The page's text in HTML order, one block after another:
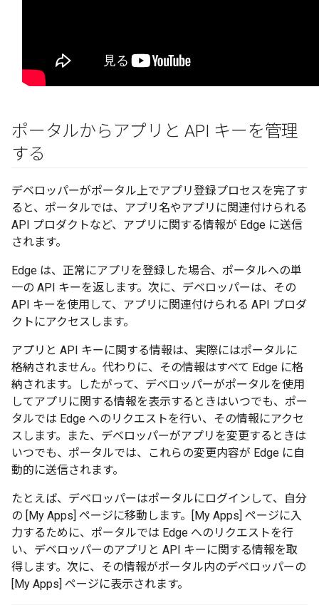
ポータルからアプリと API キーを管理
する
デベロッパーがポータル上でアプリ登録プロセスを完了す
ると、ポータルでは、アプリ名やアプリに関連付けられる
API プロダクトなど、アプリに関する情報が Edge に送信
されます。
Edge は、正常にアプリを登録した場合、ポータルへの単
一の API キーを返します。次に、デベロッパーは、その
API キーを使用して、アプリに関連付けられる API プロダ
クトにアクセスします。
アプリと API キーに関する情報は、実際にはポータルに
格納されません。代わりに、その情報はすべて Edge に格
納されます。したがって、デベロッパーがポータルを使用
してアプリに関する情報を表示するときはいつでも、ポー
タルでは Edge へのリクエストを行い、その情報にアクセ
スします。また、デベロッパーがアプリを変更するときは
いつでも、ポータルでは、これらの変更内容が Edge に自
動的に送信されます。
たとえば、デベロッパーはポータルにログインして、自分
の [My Apps] ページに移動します。[My Apps] ページに入
力するために、ポータルでは Edge へのリクエストを行
い、デベロッパーのアプリと API キーに関する情報を取
得します。次に、その情報がポータル内のデベロッパーの
[My Apps] ページに表示されます。